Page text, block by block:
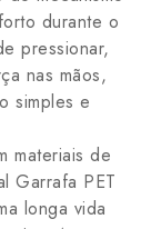
durante o
pressionar,
nas mãos,
simples e
materiais de
Garrafa PET
longa vida